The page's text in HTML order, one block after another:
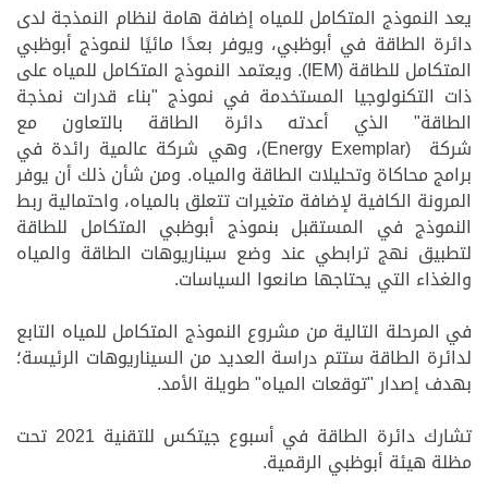
يعد النموذج المتكامل للمياه إضافة هامة لنظام النمذجة لدى
دائرة الطاقة في أبوظبي، ويوفر بعدًا مائيًا لنموذج أبوظبي
المتكامل للطاقة (IEM). ويعتمد النموذج المتكامل للمياه على
ذات التكنولوجيا المستخدمة في نموذج "بناء قدرات نمذجة
الطاقة" الذي أعدته دائرة الطاقة بالتعاون مع
شركة (
Energy Exemplar)، وهي شركة عالمية رائدة في
برامج محاكاة وتحليلات الطاقة والمياه. ومن شأن ذلك أن يوفر
المرونة الكافية لإضافة متغيرات تتعلق بالمياه، واحتمالية ربط
النموذج في المستقبل بنموذج أبوظبي المتكامل للطاقة
لتطبيق نهج ترابطي عند وضع سيناريوهات الطاقة والمياه
والغذاء التي يحتاجها صانعوا السياسات.
في المرحلة التالية من مشروع النموذج المتكامل للمياه التابع
لدائرة الطاقة ستتم دراسة العديد من السيناريوهات الرئيسة؛
بهدف إصدار "توقعات المياه" طويلة الأمد.
تشارك دائرة الطاقة في أسبوع جيتكس للتقنية 2021 تحت
مظلة هيئة أبوظبي الرقمية.